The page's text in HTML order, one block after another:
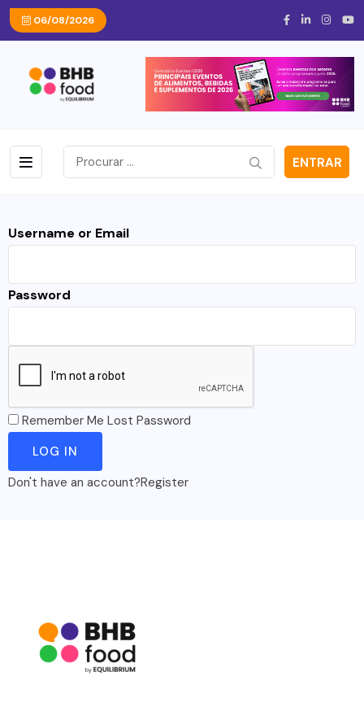
06/08/2026
ENTRAR
Username or Email
Password
Remember Me Lost Password
Don't have an account?Register